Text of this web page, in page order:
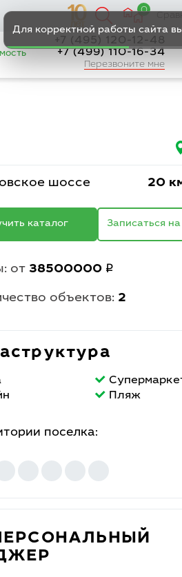
Для корректной работы сайта
0
+7 (495) 120-12-48
+7 (499) 110-16-34
Перезвоните мне
шоссе 20
каталог Записаться
от 38500000 q
объектов: 2
Пляж
поселка: